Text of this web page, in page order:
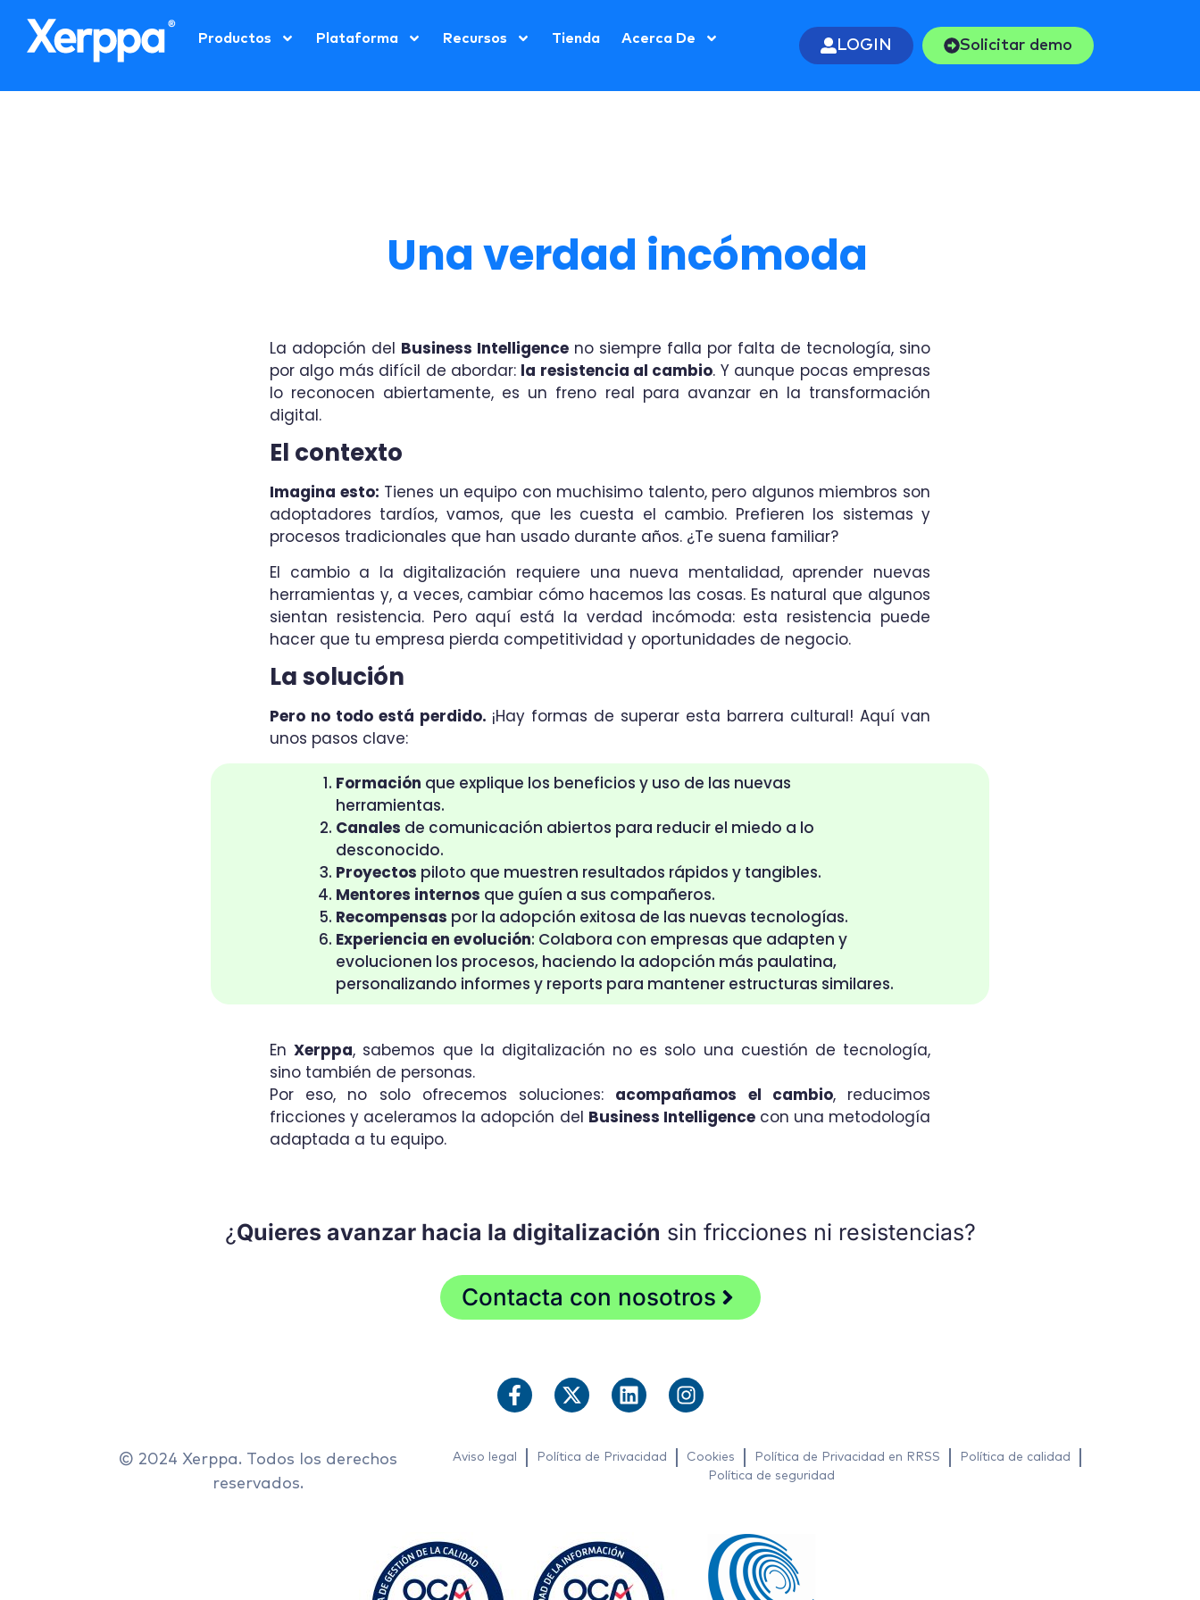
Productos Plataforma Recursos Tienda Acerca De LOGIN Solicitar demo
Una verdad incómoda
La adopción del Business Intelligence no siempre falla por falta de tecnología, sino
por algo más difícil de abordar: la resistencia al cambio. Y aunque pocas empresas
lo reconocen abiertamente, es un freno real para avanzar en la transformación
digital.
El contexto
Imagina esto: Tienes un equipo con muchisimo talento, pero algunos miembros son
adoptadores tardíos, vamos, que les cuesta el cambio. Prefieren los sistemas y
procesos tradicionales que han usado durante años. ¿Te suena familiar?
El cambio a la digitalización requiere una nueva mentalidad, aprender nuevas
herramientas y, a veces, cambiar cómo hacemos las cosas. Es natural que algunos
sientan resistencia. Pero aquí está la verdad incómoda: esta resistencia puede
hacer que tu empresa pierda competitividad y oportunidades de negocio.
La solución
Pero no todo está perdido. ¡Hay formas de superar esta barrera cultural! Aquí van
unos pasos clave:
Formación que explique los beneficios y uso de las nuevas
herramientas.
Canales de comunicación abiertos para reducir el miedo a lo
desconocido.
Proyectos piloto que muestren resultados rápidos y tangibles.
Mentores internos que guíen a sus compañeros.
Recompensas por la adopción exitosa de las nuevas tecnologías.
Experiencia en evolución: Colabora con empresas que adapten y
evolucionen los procesos, haciendo la adopción más paulatina,
personalizando informes y reports para mantener estructuras similares.
EnXerppa, sabemos que la digitalización no es solo una cuestión de tecnología,
sino también de personas.
Por eso, no solo ofrecemos soluciones: acompañamos el cambio, reducimos
fricciones y aceleramos la adopción del Business Intelligencecon una metodología
adaptada a tu equipo.
¿Quieres avanzar hacia la digitalización sin fricciones ni resistencias?
Contacta con nosotros
© 2024 Xerppa. Todos los derechos
reservados.
Aviso legal Política de Privacidad Cookies Política de Privacidad en RRSS
Política de calidad
Política de seguridad